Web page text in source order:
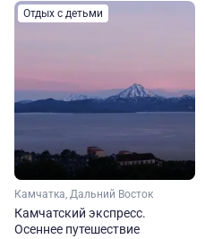
Отдых с детьми
Камчатка, Дальний Восток
Камчатский экспресс.
Осеннее путешествие